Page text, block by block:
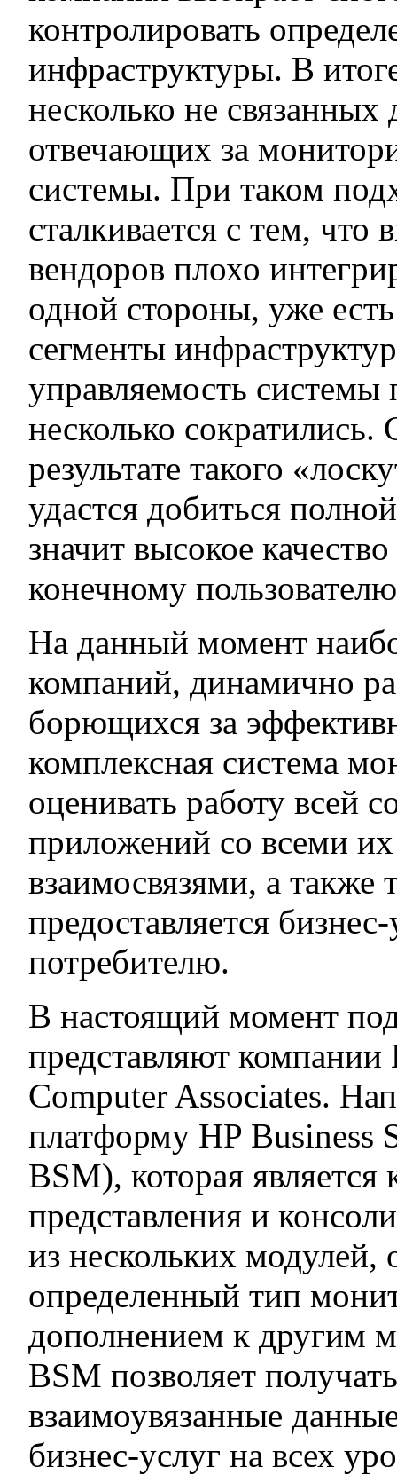
контролировать
инфраструктуры. В
несколько не
отвечающих за
системы. При таком
сталкивается с тем,
вендоров плохо
одной стороны, уже
сегменты
управляемость системы
несколько
результате такого
удастся добиться
значит высокое
конечному
На данный момент
компаний, динамично
борющихся за
комплексная система
оценивать работу всей
приложений со всеми
взаимосвязями, а также
предоставляется
потребителю.
В настоящий момент
представляют
Computer Associates.
платформу HP Business
BSM), которая
представления и
из нескольких
определенный тип
дополнением к другим
BSM позволяет
взаимоувязанные
бизнес-услуг на всех